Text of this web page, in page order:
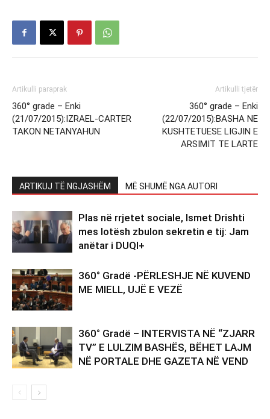
Artikulli paraprak
360° grade – Enki
(21/07/2015):IZRAEL-CARTER
TAKON NETANYAHUN
Artikulli tjetër
360° grade – Enki
(22/07/2015):BASHA NE
KUSHTETUESE LIGJIN E
ARSIMIT TE LARTE
ARTIKUJ TË NGJASHËM MË SHUMË NGA AUTORI
Plas në rrjetet sociale, Ismet Drishti
mes lotësh zbulon sekretin e tij: Jam
anëtar i DUQI+
360° Gradë -PËRLESHJE NË KUVEND
ME MIELL, UJË E VEZË
360° Gradë – INTERVISTA NË “ZJARR
TV” E LULZIM BASHËS, BËHET LAJM
NË PORTALE DHE GAZETA NË VEND